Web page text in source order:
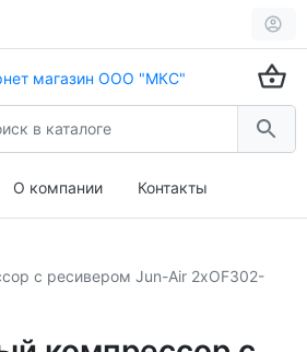
О компании Контакты
с ресивером Jun-Air 2xOF302-